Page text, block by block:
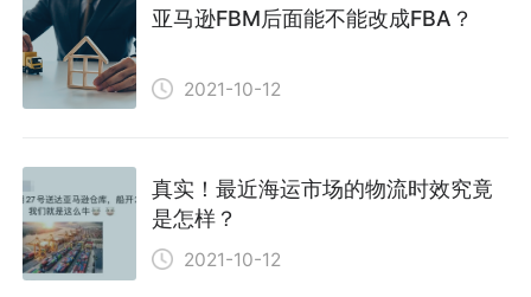
亚马逊FBM后面能不能改成FBA？
2021-10-12
真实！最近海运市场的物流时效究竟
是怎样？
2021-10-12